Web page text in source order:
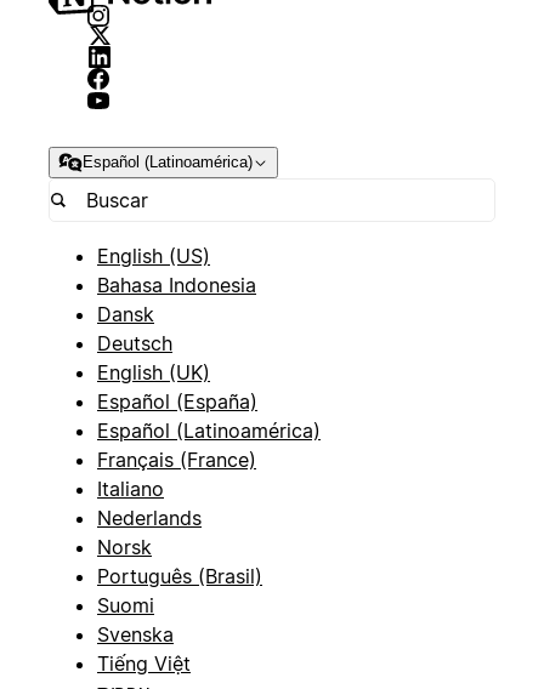
Español (Latinoamérica)
English (US)
Bahasa Indonesia
Dansk
Deutsch
English (UK)
Español (España)
Español (Latinoamérica)
Français (France)
Italiano
Nederlands
Norsk
Português (Brasil)
Suomi
Svenska
Tiếng Việt